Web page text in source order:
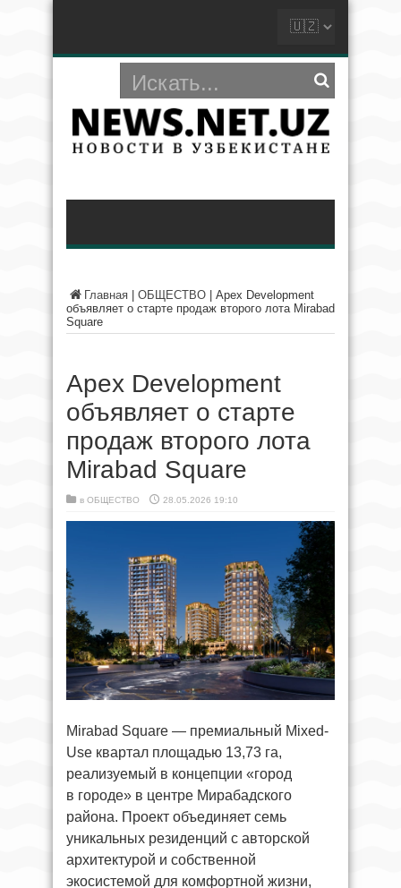
Главная ОБЩЕСТВО
Apex Development
объявляет о старте продаж второго лота Mirabad
Square
Apex Development
объявляет о старте
продаж второго лота
Mirabad Square
в ОБЩЕСТВО 28.05.2026 19:10
Mirabad Square — премиальный Mixed-
Use квартал площадью 13,73 га,
реализуемый в концепции «город
в городе» в центре Мирабадского
района. Проект объединяет семь
уникальных резиденций с авторской
архитектурой и собственной
экосистемой для комфортной жизни,